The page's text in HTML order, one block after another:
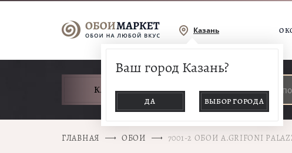
Казань О
Ваш город Казань?
ДА ВЫБОР ГОРОДА
КАТАЛОГ ТОВАРОВ
ГЛАВНАЯ ОБОИ 7001-2 ОБОИ A.GRIFONI